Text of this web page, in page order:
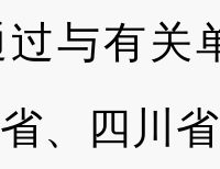
与有关
、四川